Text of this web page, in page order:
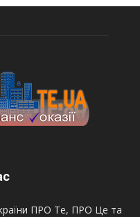
ПРО Те, ПРО Це та